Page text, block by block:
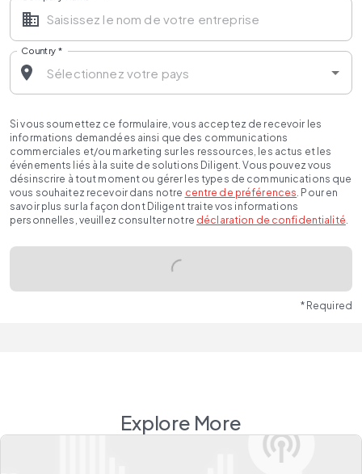
Country *
Si vous soumettez ce formulaire, vous acceptez de recevoir les
informations demandées ainsi que des communications
commerciales et/ou marketing sur les ressources, les actus et les
événements liés à la suite de solutions Diligent. Vous pouvez vous
désinscrire à tout moment ou gérer les types de communications que
vous souhaitez recevoir dans notre centre de préférences. Pour en
savoir plus sur la façon dont Diligent traite vos informations
personnelles, veuillez consulter notre déclaration de confidentialité.
* Required
Explore More